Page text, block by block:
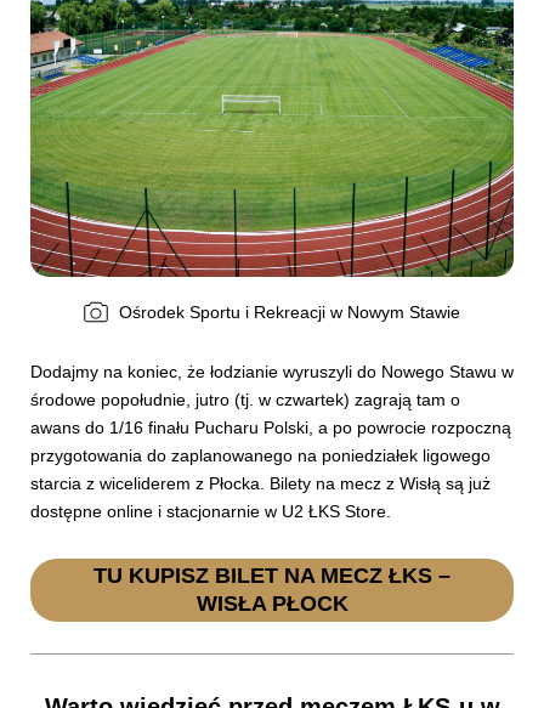
Ośrodek Sportu i Rekreacji w Nowym Stawie
Dodajmy na koniec, że łodzianie wyruszyli do Nowego Stawu w
środowe popołudnie, jutro (tj. w czwartek) zagrają tam o
awans do 1/16 finału Pucharu Polski, a po powrocie rozpoczną
przygotowania do zaplanowanego na poniedziałek ligowego
starcia z wiceliderem z Płocka. Bilety na mecz z Wisłą są już
dostępne online i stacjonarnie w U2 ŁKS Store.
TU KUPISZ BILET NA MECZ ŁKS –
WISŁA PŁOCK